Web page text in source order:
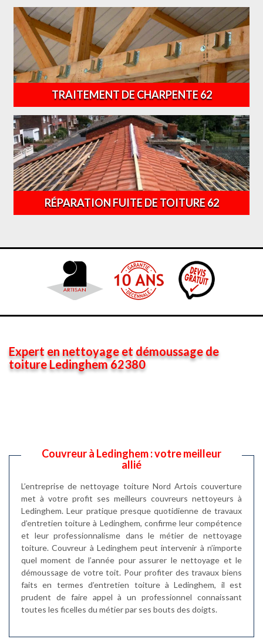
TRAITEMENT DE CHARPENTE 62
RÉPARATION FUITE DE TOITURE 62
Expert en nettoyage et démoussage de
toiture Ledinghem 62380
Couvreur à Ledinghem : votre meilleur
allié
L’entreprise de nettoyage toiture Nord Artois couverture
met à votre profit ses meilleurs couvreurs nettoyeurs à
Ledinghem. Leur pratique presque quotidienne de travaux
d’entretien toiture à Ledinghem, confirme leur compétence
et leur professionnalisme dans le métier de nettoyage
toiture. Couvreur à Ledinghem peut intervenir à n’importe
quel moment de l’année pour assurer le nettoyage et le
démoussage de votre toit. Pour profiter des travaux biens
faits en termes d’entretien toiture à Ledinghem, il est
prudent de faire appel à un professionnel connaissant
toutes les ficelles du métier par ses bouts des doigts.